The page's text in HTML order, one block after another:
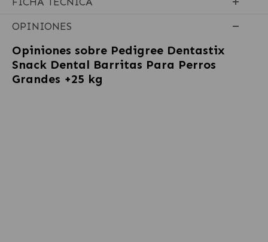
OPINIONES
Opiniones sobre Pedigree Dentastix
Snack Dental Barritas Para Perros
Grandes +25 kg